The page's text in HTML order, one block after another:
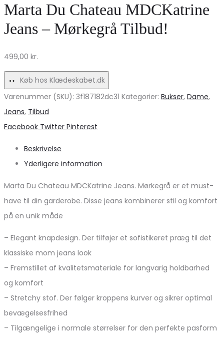
Marta Du Chateau MDCKatrine
Jeans – Mørkegrå Tilbud!
499,00 kr.
Køb hos Klædeskabet.dk
Varenummer (SKU): 3f187182dc31 Kategorier: Bukser, Dame,
Jeans, Tilbud
Share
Facebook Twitter Pinterest
Beskrivelse
Yderligere information
Marta Du Chateau MDCKatrine Jeans. Mørkegrå er et must-
have til din garderobe. Disse jeans kombinerer stil og komfort
på en unik måde
– Elegant knapdesign. Der tilføjer et sofistikeret præg til det
klassiske mom jeans look
– Fremstillet af kvalitetsmateriale for langvarig holdbarhed
og komfort
– Stretchy stof. Der følger kroppens kurver og sikrer optimal
bevægelsesfrihed
– Tilgængelige i normale størrelser for den perfekte pasform